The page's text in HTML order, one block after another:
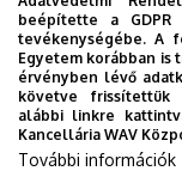
Almási
beépítette a GDPR
tevékenységébe. A
Egyetem korábban
érvényben lévő
követve frissítettük
alábbi linkre
Kancellária WAV
További információk